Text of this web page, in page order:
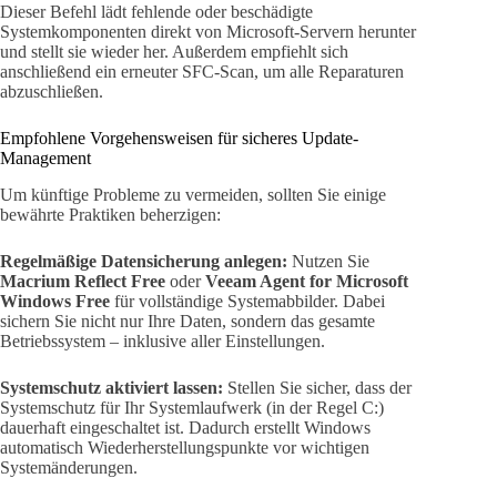
Dieser Befehl lädt fehlende oder beschädigte
Systemkomponenten direkt von Microsoft-Servern herunter
und stellt sie wieder her. Außerdem empfiehlt sich
anschließend ein erneuter SFC-Scan, um alle Reparaturen
abzuschließen.
Empfohlene Vorgehensweisen für sicheres Update-
Management
Um künftige Probleme zu vermeiden, sollten Sie einige
bewährte Praktiken beherzigen:
Regelmäßige Datensicherung anlegen: Nutzen Sie
Macrium Reflect Free oderVeeam Agent for Microsoft
Windows Free für vollständige Systemabbilder. Dabei
sichern Sie nicht nur Ihre Daten, sondern das gesamte
Betriebssystem – inklusive aller Einstellungen.
Systemschutz aktiviert lassen: Stellen Sie sicher, dass der
Systemschutz für Ihr Systemlaufwerk (in der Regel C:)
dauerhaft eingeschaltet ist. Dadurch erstellt Windows
automatisch Wiederherstellungspunkte vor wichtigen
Systemänderungen.